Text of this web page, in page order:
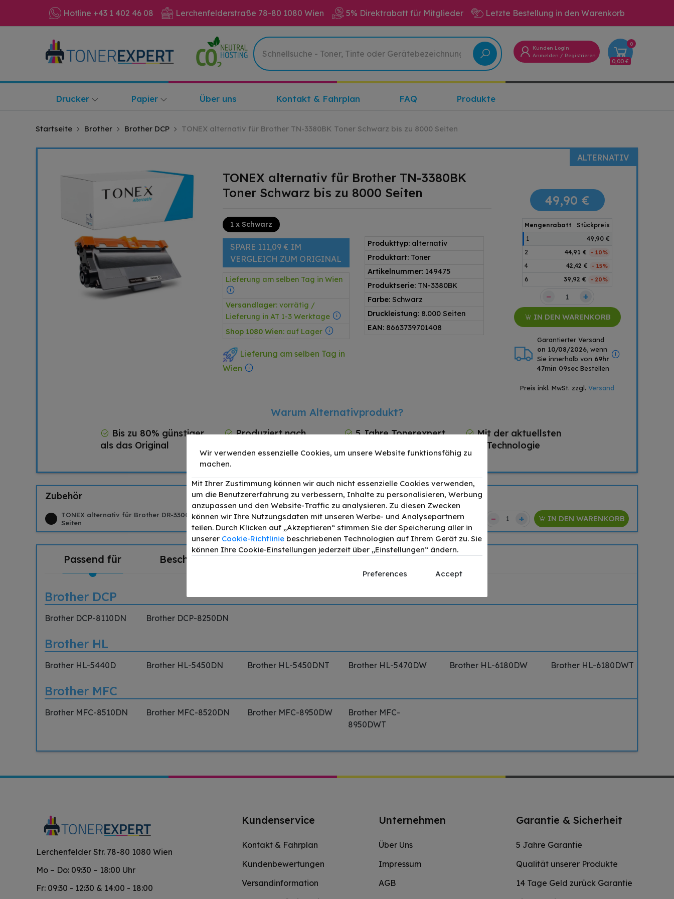
Hotline +43 1 402 46 08 Lerchenfelderstraße 78-80 1080 Wien 5% Direktrabatt für Mitglieder Letzte Bestellung in den Warenkorb
Kunden Login
Anmelden / Registrieren
0
0,00 €
Drucker Papier Über uns Kontakt & Fahrplan FAQ Produkte
Startseite Brother Brother DCP TONEX alternativ für Brother TN-3380BK Toner Schwarz bis zu 8000 Seiten
ALTERNATIV
TONEX alternativ für Brother TN-3380BK
Toner Schwarz bis zu 8000 Seiten
1 x Schwarz
SPARE 111,09 € IM
VERGLEICH ZUM ORIGINAL
Lieferung am selben Tag in Wien
Versandlager: vorrätig /
Lieferung in AT 1-3 Werktage
Shop 1080 Wien: auf Lager
Lieferung am selben Tag in
Wien
Produkttyp: alternativ
Produktart: Toner
Artikelnummer: 149475
Produktserie: TN-3380BK
Farbe: Schwarz
Druckleistung: 8.000 Seiten
EAN: 8663739701408
49,90 €
Mengenrabatt
Stückpreis
1
49,90 €
2
44,91 € - 10%
4 42,42 € - 15%
6 39,92 € - 20%
– +
IN DEN WARENKORB
Garantierter Versand
on 10/08/2026, wenn
Sie innerhalb von 69hr
47min 08secBestellen
Preis inkl. MwSt. zzgl.Versand
Warum Alternativprodukt?
Bis zu 80% günstiger
als das Original
Produziert nach
5 Jahre Tonerexpert
Mit der aktuellsten
Chip Technologie
Zubehör
TONEX alternativ für Brother DR-3300BK Bildtrommel (Drum-Unit) Schwarz bis zu 30000
Seiten
Druckleistung:30000 64,90 € – + IN DEN WARENKORB
Passend für Beschreibung Produktdetails
Brother DCP
Brother DCP-8110DN Brother DCP-8250DN
Brother HL
Brother HL-5440D Brother HL-5450DN Brother HL-5450DNT Brother HL-5470DW Brother HL-6180DW Brother HL-6180DWT
Brother MFC
Brother MFC-8510DN Brother MFC-8520DN Brother MFC-8950DW
Brother MFC-
8950DWT
Lerchenfelder Str. 78-80 1080 Wien
Mo – Do: 09:30 – 18:00 Uhr
Fr: 09:30 - 12:30 & 14:00 - 18:00
Kundenservice
Kontakt & Fahrplan
Kundenbewertungen
Versandinformation
Unternehmen
Über Uns
Impressum
AGB
Garantie & Sicherheit
5 Jahre Garantie
Qualität unserer Produkte
14 Tage Geld zurück Garantie
Wir verwenden essenzielle Cookies, um unsere Website funktionsfähig zu
machen.
Mit Ihrer Zustimmung können wir auch nicht essenzielle Cookies verwenden,
um die Benutzererfahrung zu verbessern, Inhalte zu personalisieren, Werbung
anzupassen und den Website-Traffic zu analysieren. Zu diesen Zwecken
können wir Ihre Nutzungsdaten mit unseren Werbe- und Analysepartnern
teilen. Durch Klicken auf „Akzeptieren“ stimmen Sie der Speicherung aller in
unserer Cookie-Richtlinie beschriebenen Technologien auf Ihrem Gerät zu. Sie
können Ihre Cookie-Einstellungen jederzeit über „Einstellungen“ ändern.
Preferences Accept